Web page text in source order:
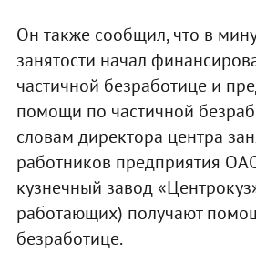
Он также сообщил, что в
занятости начал
частичной безработице и
помощи по частичной
словам директора центра
работников предприятия
кузнечный завод
работающих) получают
безработице.